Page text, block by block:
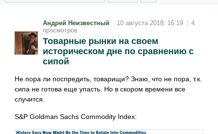
Андрей Неизвестный 10 августа 2018, 16:19
4
просмотров
Товарные рынки на своем
историческом дне по сравнению с
сипой
Не пора ли поспредить, товарищи? Знаю, что не пора, т.к.
сипа не готова еще упасть. Но в скором времени все
случится.
S&P Goldman Sachs Commodity Index: